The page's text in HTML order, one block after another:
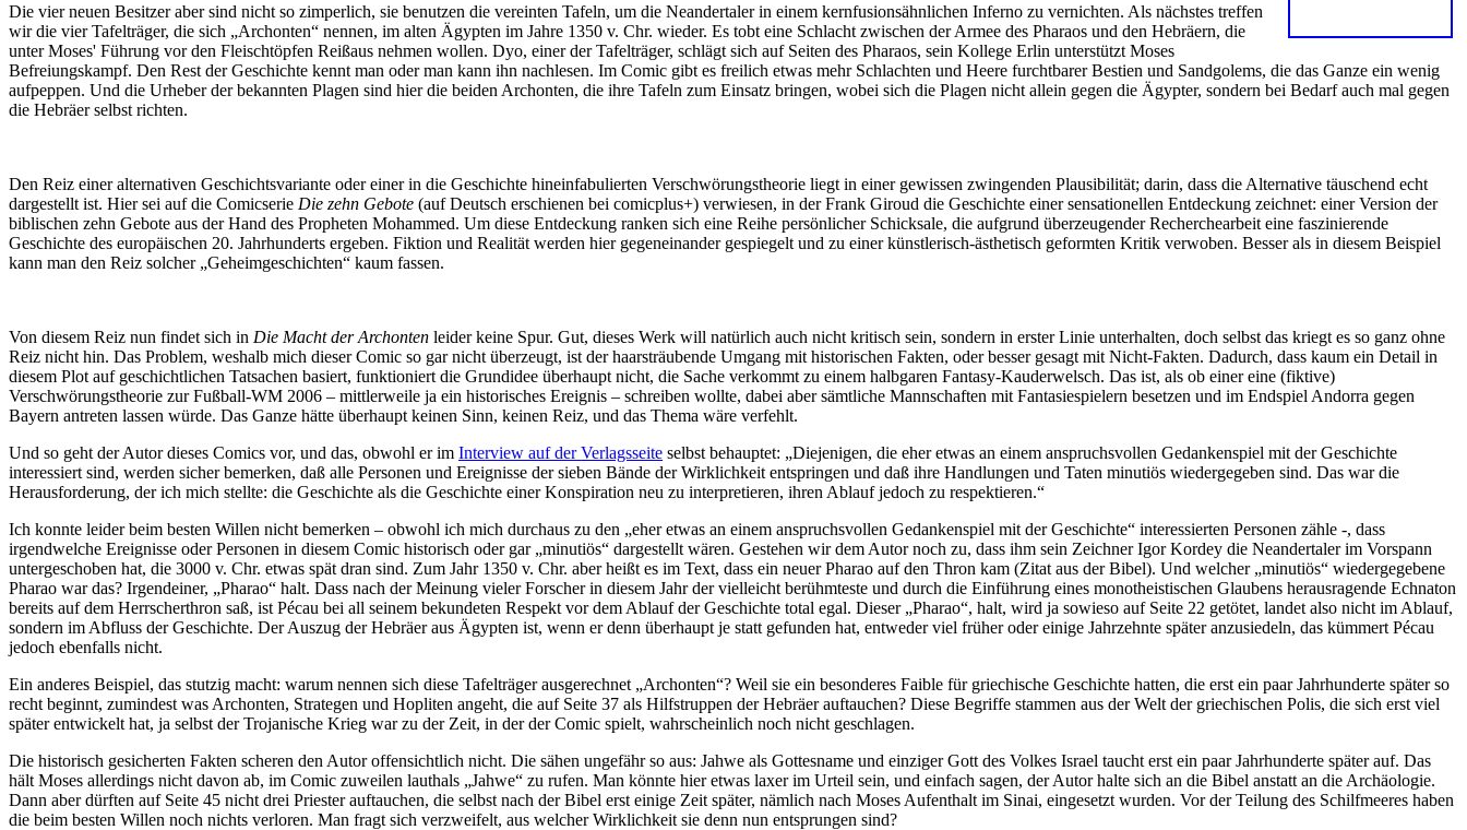
Die vier neuen Besitzer aber sind nicht so zimperlich, sie benutzen die vereinten Tafeln, um die Neandertaler in einem kernfusionsähnlichen Inferno zu vernichten. Als nächstes treffen
wir die vier Tafelträger, die sich „Archonten“ nennen, im alten Ägypten im Jahre 1350 v. Chr. wieder. Es tobt eine Schlacht zwischen der Armee des Pharaos und den Hebräern, die
unter Moses' Führung vor den Fleischtöpfen Reißaus nehmen wollen. Dyo, einer der Tafelträger, schlägt sich auf Seiten des Pharaos, sein Kollege Erlin unterstützt Moses
Befreiungskampf. Den Rest der Geschichte kennt man oder man kann ihn nachlesen. Im Comic gibt es freilich etwas mehr Schlachten und Heere furchtbarer Bestien und Sandgolems, die das Ganze ein wenig
aufpeppen. Und die Urheber der bekannten Plagen sind hier die beiden Archonten, die ihre Tafeln zum Einsatz bringen, wobei sich die Plagen nicht allein gegen die Ägypter, sondern bei Bedarf auch mal gegen
die Hebräer selbst richten.
Den Reiz einer alternativen Geschichtsvariante oder einer in die Geschichte hineinfabulierten Verschwörungstheorie liegt in einer gewissen zwingenden Plausibilität; darin, dass die Alternative täuschend echt
dargestellt ist. Hier sei auf die Comicserie Die zehn Gebote (auf Deutsch erschienen bei comicplus+) verwiesen, in der Frank Giroud die Geschichte einer sensationellen Entdeckung zeichnet: einer Version der
biblischen zehn Gebote aus der Hand des Propheten Mohammed. Um diese Entdeckung ranken sich eine Reihe persönlicher Schicksale, die aufgrund überzeugender Recherchearbeit eine faszinierende
Geschichte des europäischen 20. Jahrhunderts ergeben. Fiktion und Realität werden hier gegeneinander gespiegelt und zu einer künstlerisch-ästhetisch geformten Kritik verwoben. Besser als in diesem Beispiel
kann man den Reiz solcher „Geheimgeschichten“ kaum fassen.
Von diesem Reiz nun findet sich in Die Macht der Archonten leider keine Spur. Gut, dieses Werk will natürlich auch nicht kritisch sein, sondern in erster Linie unterhalten, doch selbst das kriegt es so ganz ohne
Reiz nicht hin. Das Problem, weshalb mich dieser Comic so gar nicht überzeugt, ist der haarsträubende Umgang mit historischen Fakten, oder besser gesagt mit Nicht-Fakten. Dadurch, dass kaum ein Detail in
diesem Plot auf geschichtlichen Tatsachen basiert, funktioniert die Grundidee überhaupt nicht, die Sache verkommt zu einem halbgaren Fantasy-Kauderwelsch. Das ist, als ob einer eine (fiktive)
Verschwörungstheorie zur Fußball-WM 2006 – mittlerweile ja ein historisches Ereignis – schreiben wollte, dabei aber sämtliche Mannschaften mit Fantasiespielern besetzen und im Endspiel Andorra gegen
Bayern antreten lassen würde. Das Ganze hätte überhaupt keinen Sinn, keinen Reiz, und das Thema wäre verfehlt.
Und so geht der Autor dieses Comics vor, und das, obwohl er im Interview auf der Verlagsseite selbst behauptet: „Diejenigen, die eher etwas an einem anspruchsvollen Gedankenspiel mit der Geschichte
interessiert sind, werden sicher bemerken, daß alle Personen und Ereignisse der sieben Bände der Wirklichkeit entspringen und daß ihre Handlungen und Taten minutiös wiedergegeben sind. Das war die
Herausforderung, der ich mich stellte: die Geschichte als die Geschichte einer Konspiration neu zu interpretieren, ihren Ablauf jedoch zu respektieren.“
Ich konnte leider beim besten Willen nicht bemerken – obwohl ich mich durchaus zu den „eher etwas an einem anspruchsvollen Gedankenspiel mit der Geschichte“ interessierten Personen zähle -, dass
irgendwelche Ereignisse oder Personen in diesem Comic historisch oder gar „minutiös“ dargestellt wären. Gestehen wir dem Autor noch zu, dass ihm sein Zeichner Igor Kordey die Neandertaler im Vorspann
untergeschoben hat, die 3000 v. Chr. etwas spät dran sind. Zum Jahr 1350 v. Chr. aber heißt es im Text, dass ein neuer Pharao auf den Thron kam (Zitat aus der Bibel). Und welcher „minutiös“ wiedergegebene
Pharao war das? Irgendeiner, „Pharao“ halt. Dass nach der Meinung vieler Forscher in diesem Jahr der vielleicht berühmteste und durch die Einführung eines monotheistischen Glaubens herausragende Echnaton
bereits auf dem Herrscherthron saß, ist Pécau bei all seinem bekundeten Respekt vor dem Ablauf der Geschichte total egal. Dieser „Pharao“, halt, wird ja sowieso auf Seite 22 getötet, landet also nicht im Ablauf,
sondern im Abfluss der Geschichte. Der Auszug der Hebräer aus Ägypten ist, wenn er denn überhaupt je statt gefunden hat, entweder viel früher oder einige Jahrzehnte später anzusiedeln, das kümmert Pécau
jedoch ebenfalls nicht.
Ein anderes Beispiel, das stutzig macht: warum nennen sich diese Tafelträger ausgerechnet „Archonten“? Weil sie ein besonderes Faible für griechische Geschichte hatten, die erst ein paar Jahrhunderte später so
recht beginnt, zumindest was Archonten, Strategen und Hopliten angeht, die auf Seite 37 als Hilfstruppen der Hebräer auftauchen? Diese Begriffe stammen aus der Welt der griechischen Polis, die sich erst viel
später entwickelt hat, ja selbst der Trojanische Krieg war zu der Zeit, in der der Comic spielt, wahrscheinlich noch nicht geschlagen.
Die historisch gesicherten Fakten scheren den Autor offensichtlich nicht. Die sähen ungefähr so aus: Jahwe als Gottesname und einziger Gott des Volkes Israel taucht erst ein paar Jahrhunderte später auf. Das
hält Moses allerdings nicht davon ab, im Comic zuweilen lauthals „Jahwe“ zu rufen. Man könnte hier etwas laxer im Urteil sein, und einfach sagen, der Autor halte sich an die Bibel anstatt an die Archäologie.
Dann aber dürften auf Seite 45 nicht drei Priester auftauchen, die selbst nach der Bibel erst einige Zeit später, nämlich nach Moses Aufenthalt im Sinai, eingesetzt wurden. Vor der Teilung des Schilfmeeres haben
die beim besten Willen noch nichts verloren. Man fragt sich verzweifelt, aus welcher Wirklichkeit sie denn nun entsprungen sind?